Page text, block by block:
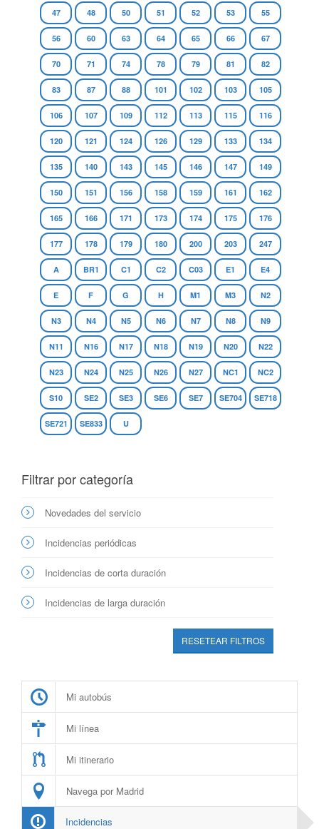
47 48 50 51 52 53 55
56 60 63 64 65 66 67
70 71 74 78 79 81 82
83 87 88 101 102 103 105
106 107 109 112 113 115 116
120 121 124 126 129 133 134
135 140 143 145 146 147 149
150 151 156 158 159 161 162
165 166 171 173 174 175 176
177 178 179 180 200 203 247
A BR1 C1 C2 C03 E1 E4
E F G H M1 M3 N2
N3 N4 N5 N6 N7 N8 N9
N11 N16 N17 N18 N19 N20 N22
N23 N24 N25 N26 N27 NC1 NC2
S10 SE2 SE3 SE6 SE7 SE704 SE718
SE721 SE833 U
Filtrar por categoría
Novedades del servicio
Incidencias periódicas
Incidencias de corta duración
Incidencias de larga duración
RESETEAR FILTROS
Mi autobús
Mi línea
Mi itinerario
Navega por Madrid
Incidencias